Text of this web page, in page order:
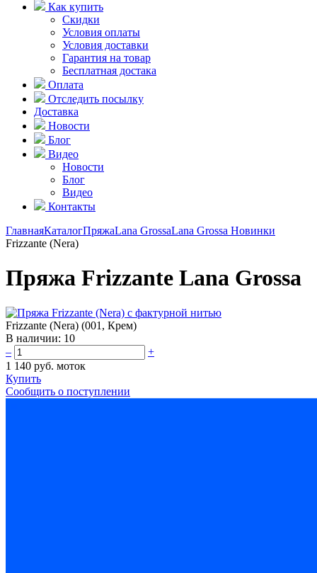
Как купить
Скидки
Условия оплаты
Условия доставки
Гарантия на товар
Бесплатная достака
Оплата
Отследить посылку
Доставка
Новости
Блог
Видео
Новости
Блог
Видео
Контакты
ГлавнаяКаталогПряжаLana GrossaLana Grossa Новинки
Frizzante (Nera)
Пряжа Frizzante Lana Grossa
Frizzante (Nera) (001, Крем)
В наличии: 10
–
+
1 140 руб. моток
Купить
Сообщить о поступлении